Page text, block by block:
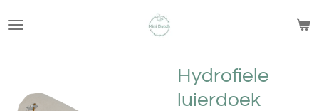
direct
Hydrofiele
luierdoek